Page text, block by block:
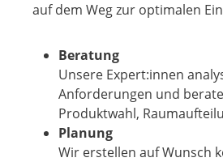
auf dem Weg zur optimalen
Beratung
Unsere Expert:innen
Anforderungen und
Produktwahl,
Planung
Wir erstellen auf Wunsch